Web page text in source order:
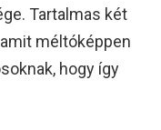
Tartalmas két
méltóképpen
hogy így